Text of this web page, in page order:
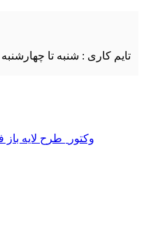
تایم کاری : شنبه تا چهارشنبه
وکتور طرح لایه